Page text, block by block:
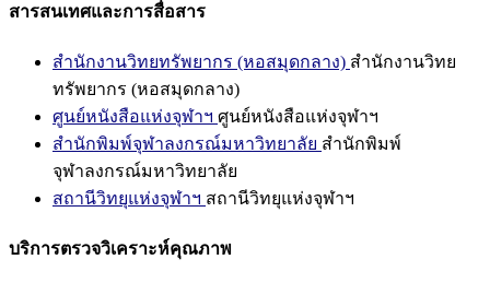
สารสนเทศและการสื่อสาร
สำนักงานวิทยทรัพยากร (หอสมุดกลาง) สำนักงานวิทย
ทรัพยากร (หอสมุดกลาง)
ศูนย์หนังสือแห่งจุฬาฯ ศูนย์หนังสือแห่งจุฬาฯ
สำนักพิมพ์จุฬาลงกรณ์มหาวิทยาลัย สำนักพิมพ์
จุฬาลงกรณ์มหาวิทยาลัย
สถานีวิทยุแห่งจุฬาฯ สถานีวิทยุแห่งจุฬาฯ
บริการตรวจวิเคราะห์คุณภาพ